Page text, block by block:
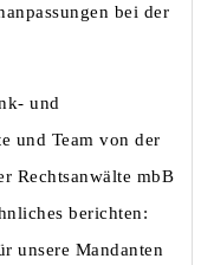
bei der
und
und Team von der
Rechtsanwälte mbB
berichten:
unsere Mandanten